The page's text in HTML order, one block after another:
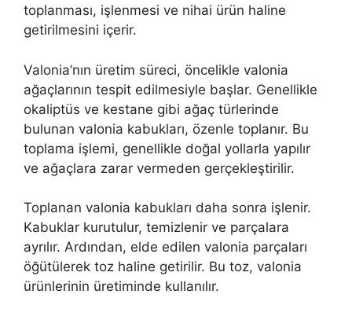
toplanması, işlenmesi ve nihai ürün haline
getirilmesini içerir.
Valonia’nın üretim süreci, öncelikle valonia
ağaçlarının tespit edilmesiyle başlar. Genellikle
okaliptüs ve kestane gibi ağaç türlerinde
bulunan valonia kabukları, özenle toplanır. Bu
toplama işlemi, genellikle doğal yollarla yapılır
ve ağaçlara zarar vermeden gerçekleştirilir.
Toplanan valonia kabukları daha sonra işlenir.
Kabuklar kurutulur, temizlenir ve parçalara
ayrılır. Ardından, elde edilen valonia parçaları
öğütülerek toz haline getirilir. Bu toz, valonia
ürünlerinin üretiminde kullanılır.